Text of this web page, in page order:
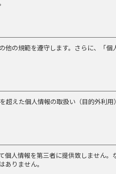
の規範を遵守します。さらに、「個
えた個人情報の取扱い（目的外利用
人情報を第三者に提供致しません。
ありません。